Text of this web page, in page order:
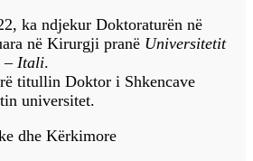
ka ndjekur Doktoraturën në
në Kirurgji pranë Universitetit
– Itali.
titullin Doktor i Shkencave
universitet.
dhe Kërkimore